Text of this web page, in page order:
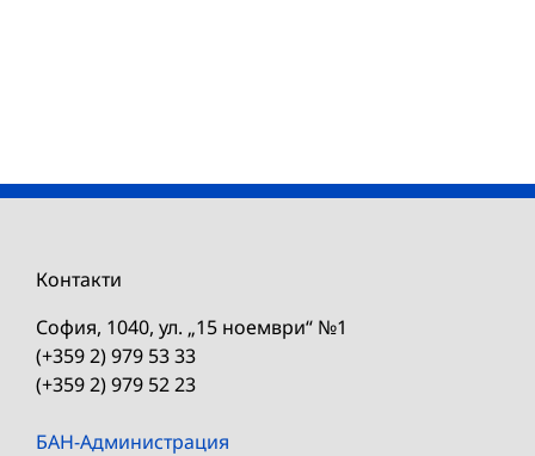
Контакти
София, 1040, ул. „15 ноември“ №1
(+359 2) 979 53 33
(+359 2) 979 52 23
БАН-Администрация